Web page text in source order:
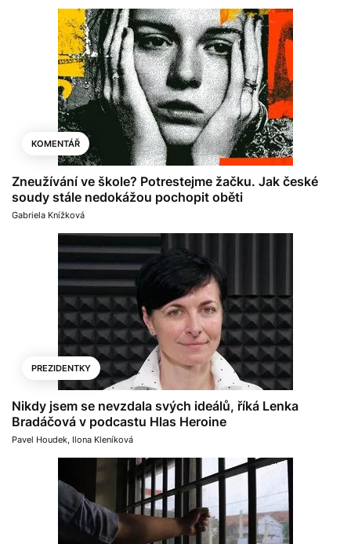
KOMENTÁŘ
Zneužívání ve škole? Potrestejme žačku. Jak české
soudy stále nedokážou pochopit oběti
Gabriela Knížková
PREZIDENTKY
Nikdy jsem se nevzdala svých ideálů, říká Lenka
Bradáčová v podcastu Hlas Heroine
Pavel Houdek, Ilona Kleníková